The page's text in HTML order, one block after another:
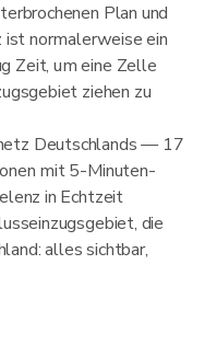
Plan und
normalerweise ein
Zeit, um eine Zelle
ziehen zu
Deutschlands — 17
mit 5-Minuten-
in Echtzeit
die
alles sichtbar,